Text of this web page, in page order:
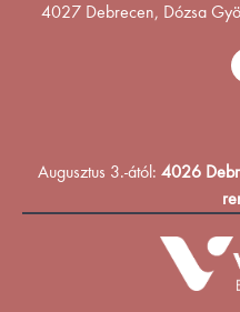
4027 Debrecen, Dózsa
Augusztus 3.-ától: 4026